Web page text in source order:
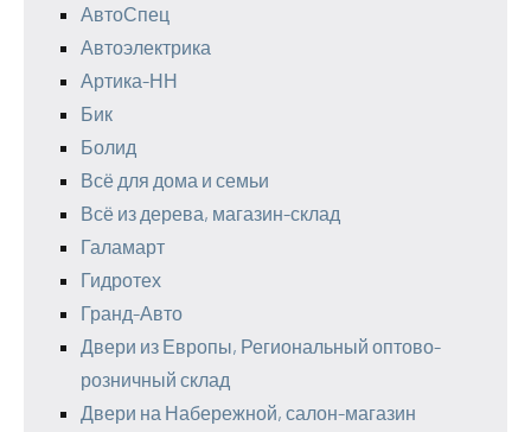
АвтоСпец
Автоэлектрика
Артика-НН
Бик
Болид
Всё для дома и семьи
Всё из дерева, магазин-склад
Галамарт
Гидротех
Гранд-Авто
Двери из Европы, Региональный оптово-
розничный склад
Двери на Набережной, салон-магазин